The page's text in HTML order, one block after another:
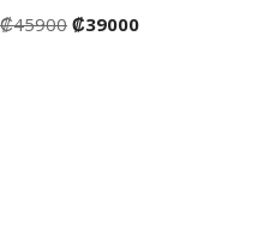
₡45900 ₡39000